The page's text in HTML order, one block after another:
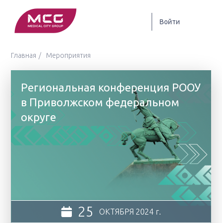
Войти
Главная Мероприятия
Региональная конференция РООУ
в Приволжском федеральном
округе
25 ОКТЯБРЯ 2024 г.